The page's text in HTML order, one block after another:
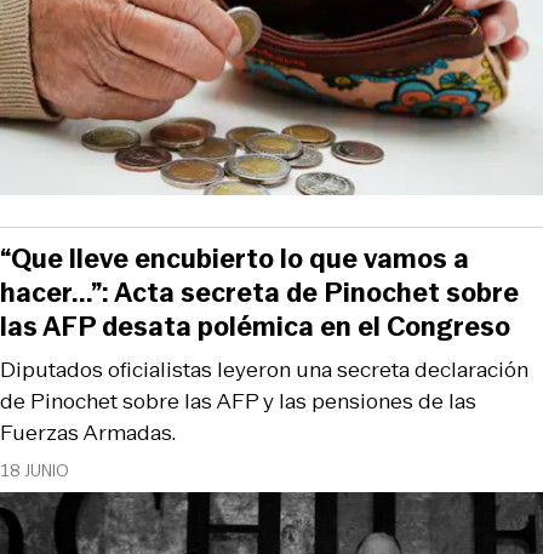
18 JUNIO
Diputados oficialistas leyeron una secreta declaración
de Pinochet sobre las AFP y las pensiones de las
Fuerzas Armadas.
“Que lleve encubierto lo que vamos a
hacer...”: Acta secreta de Pinochet sobre
las AFP desata polémica en el Congreso